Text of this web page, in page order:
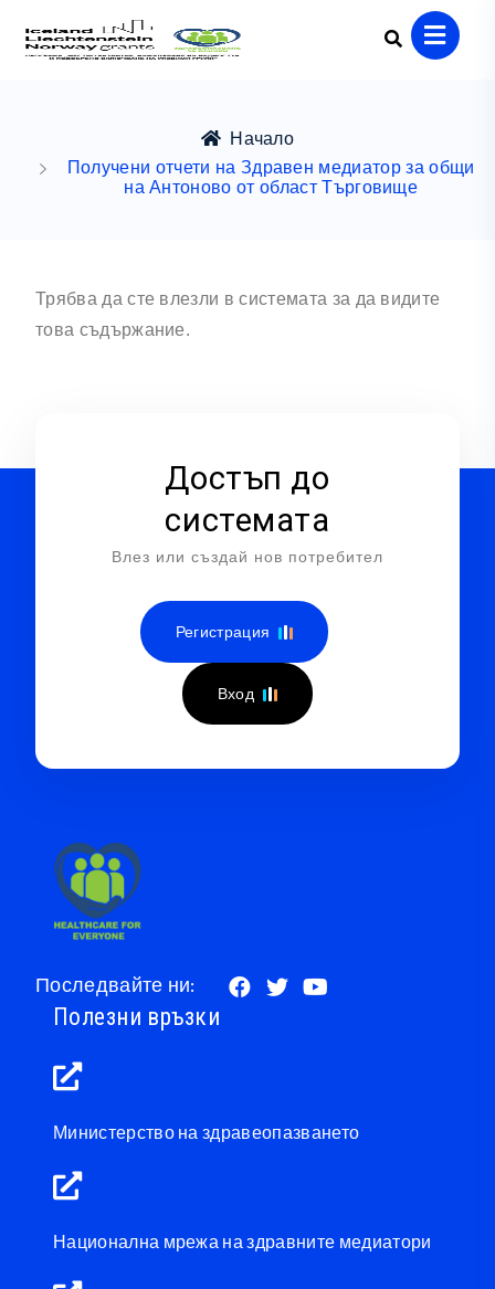
Начало
Получени отчети на Здравен медиатор за общи
на Антоново от област Търговище
Трябва да сте влезли в системата за да видите
това съдържание.
Достъп до
системата
Влез или създай нов потребител
Регистрация
Вход
Последвайте ни:
Полезни връзки
Министерство на здравеопазването
Национална мрежа на здравните медиатори